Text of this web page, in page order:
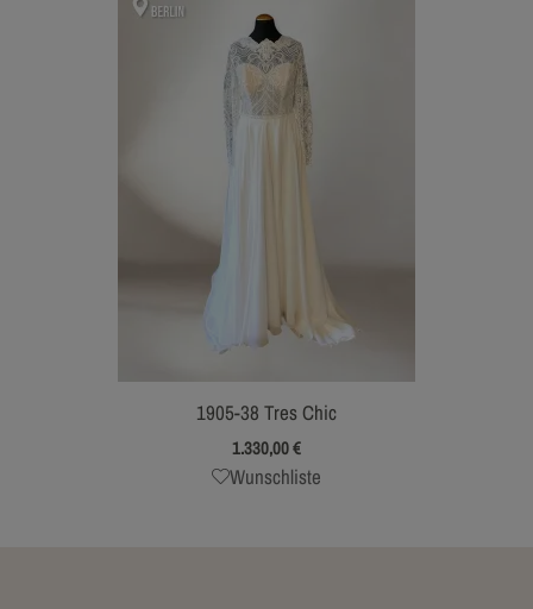
1905-38 Tres Chic
1.330,00€
Wunschliste